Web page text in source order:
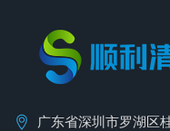
广东省深圳市罗湖区